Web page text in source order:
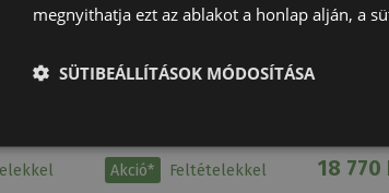
Akció* Feltételekkel 18 770
megnyithatja ezt az ablakot a honlap alján, a
SÜTIBEÁLLÍTÁSOK MÓDOSÍTÁSA